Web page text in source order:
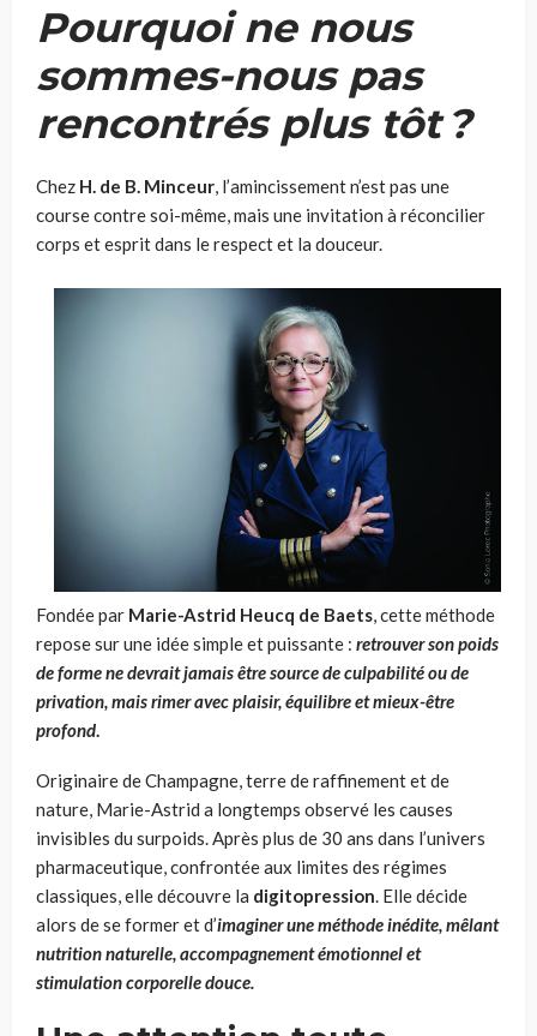
Pourquoi ne nous
sommes-nous pas
rencontrés plus tôt ?
Chez H. de B. Minceur, l’amincissement n’est pas une
course contre soi-même, mais une invitation à réconcilier
corps et esprit dans le respect et la douceur.
Fondée par Marie-Astrid Heucq de Baets, cette méthode
repose sur une idée simple et puissante : retrouver son poids
de forme ne devrait jamais être source de culpabilité ou de
privation, mais rimer avec plaisir, équilibre et mieux-être
profond.
Originaire de Champagne, terre de raffinement et de
nature, Marie-Astrid a longtemps observé les causes
invisibles du surpoids. Après plus de 30 ans dans l’univers
pharmaceutique, confrontée aux limites des régimes
classiques, elle découvre la digitopression. Elle décide
alors de se former et d’imaginer une méthode inédite, mêlant
nutrition naturelle, accompagnement émotionnel et
stimulation corporelle douce.